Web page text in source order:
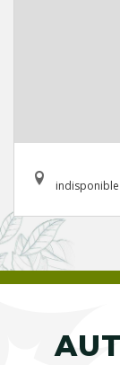
indisponible